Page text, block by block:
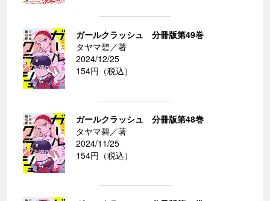
ガールクラッシュ 分冊版第49巻
タヤマ碧／著
2024/12/25
154円（税込）
ガールクラッシュ 分冊版第48巻
タヤマ碧／著
2024/11/25
154円（税込）